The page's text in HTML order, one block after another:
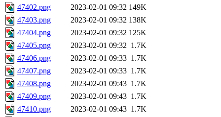
47402.png
2023-02-01 09:32 149K
47403.png
2023-02-01 09:32 138K
47404.png
2023-02-01 09:32 125K
47405.png
2023-02-01 09:32 1.7K
47406.png
2023-02-01 09:33 1.7K
47407.png
2023-02-01 09:33 1.7K
47408.png
2023-02-01 09:43 1.7K
47409.png
2023-02-01 09:43 1.7K
47410.png
2023-02-01 09:43 1.7K